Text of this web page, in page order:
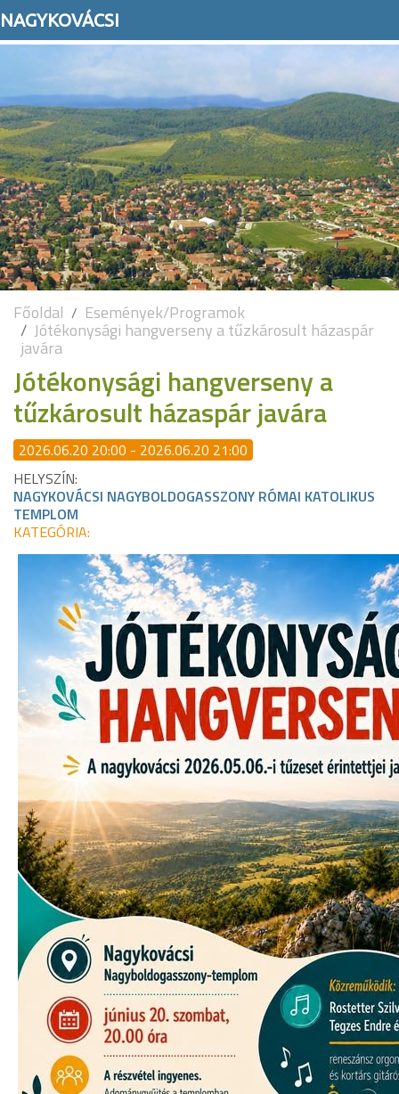
NAGYKOVÁCSI
Főoldal Események/Programok
Jótékonysági hangverseny a tűzkárosult házaspár
javára
Jótékonysági hangverseny a
tűzkárosult házaspár javára
2026.06.20 20:00 - 2026.06.20 21:00
HELYSZÍN:
NAGYKOVÁCSI NAGYBOLDOGASSZONY RÓMAI KATOLIKUS
TEMPLOM
KATEGÓRIA: